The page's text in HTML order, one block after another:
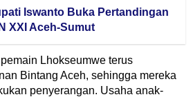
Iswanto Buka Pertandingan
XXI Aceh-Sumut
Lhokseumwe terus
Bintang Aceh, sehingga mereka
penyerangan. Usaha anak-